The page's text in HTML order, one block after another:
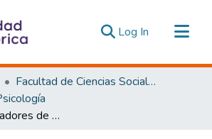
Log In (current)
Facultad de Ciencias Sociales y Humanas
Recarga en cuidadores de personas con discapacidad intelectual no institucionalizadas